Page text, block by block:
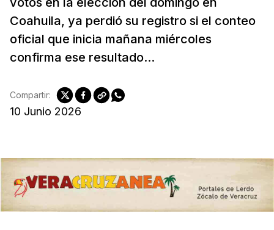
Coahuila, ya perdió su registro si el conteo
oficial que inicia mañana miércoles
confirma ese resultado...
10 Junio 2026
Compartir: